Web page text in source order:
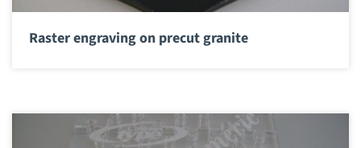
Raster engraving on precut granite